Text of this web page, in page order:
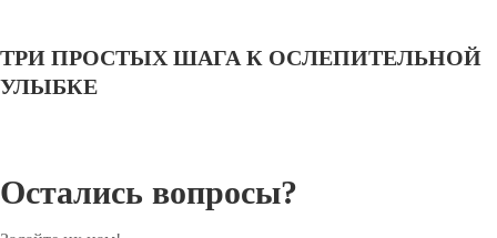
ТРИ ПРОСТЫХ ШАГА К ОСЛЕПИТЕЛЬНОЙ
УЛЫБКЕ
Остались вопросы?